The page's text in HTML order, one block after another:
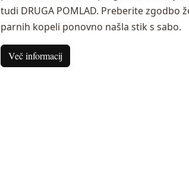
tudi DRUGA POMLAD. Preberite zgodbo
parnih kopeli ponovno našla stik s sabo.
Več informacij